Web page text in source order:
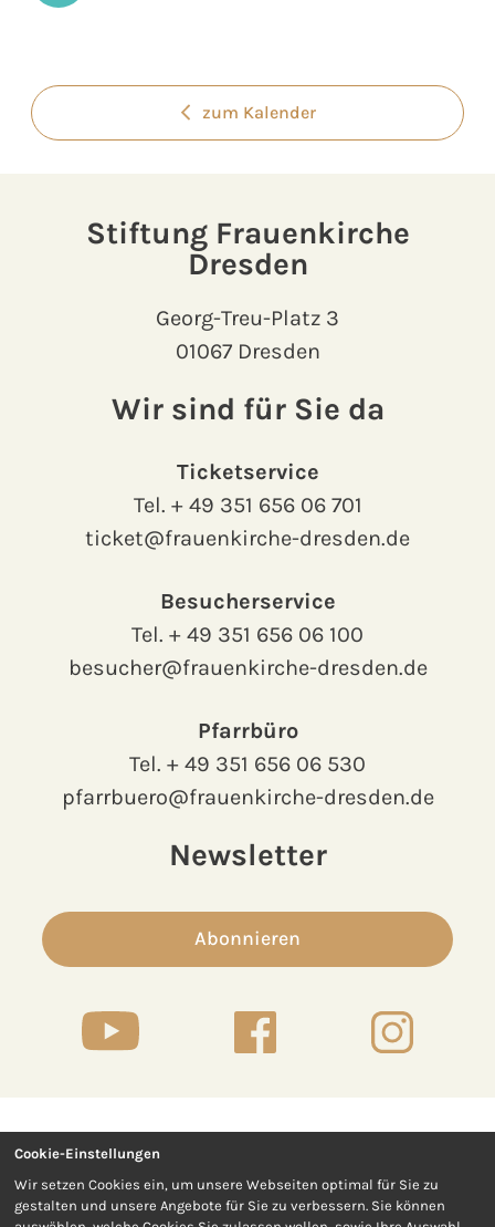
zum Kalender
Stiftung Frauenkirche
Dresden
Georg-Treu-Platz 3
01067 Dresden
Wir sind für Sie da
Ticketservice
Tel. + 49 351 656 06 701
ticket@frauenkirche-dresden.de
Besucherservice
Tel. + 49 351 656 06 100
besucher@frauenkirche-dresden.de
Pfarrbüro
Tel. + 49 351 656 06 530
pfarrbuero@frauenkirche-dresden.de
Newsletter
Abonnieren
Kontakt
Impressum Datenschutz
Cookie-Einstellungen
Wir setzen Cookies ein, um unsere Webseiten optimal für Sie zu
gestalten und unsere Angebote für Sie zu verbessern. Sie können